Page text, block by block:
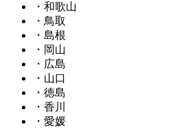
・和歌山
・鳥取
・島根
・岡山
・広島
・山口
・徳島
・香川
・愛媛